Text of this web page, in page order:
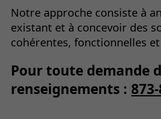
Notre approche consiste à
existant et à concevoir des
cohérentes, fonctionnelles
Pour toute demande
renseignements :